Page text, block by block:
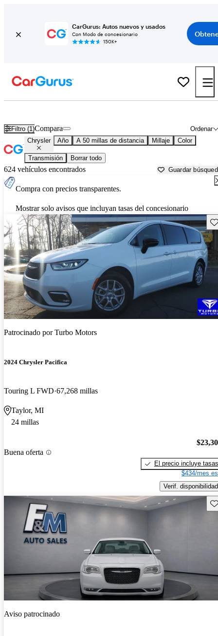
CarGurus: Autos nuevos y usados
Con Modo de concesionario
150K+
Filtro (1) Ordenar
Compara
Chrysler Año A 50 millas de distancia Millaje Color
Transmisión Borrar todo
624 vehículos encontrados Guardar
Compra con precios transparentes.
Mostrar solo avisos que incluyan tasas del concesionario
Patrocinado porTurbo Motors
2024 Chrysler Pacifica
Touring L FWD 67,268 millas
Taylor, MI
24 millas
Buena oferta
El precio incluye tasas
$434/mes
Verif. disponibilidad
Aviso patrocinado